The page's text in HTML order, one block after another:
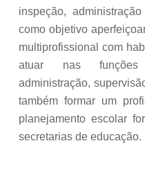
inspeção,
como objetivo
multiprofissional com
atuar nas funções
administração,
também formar um
planejamento escolar
secretarias de educação.